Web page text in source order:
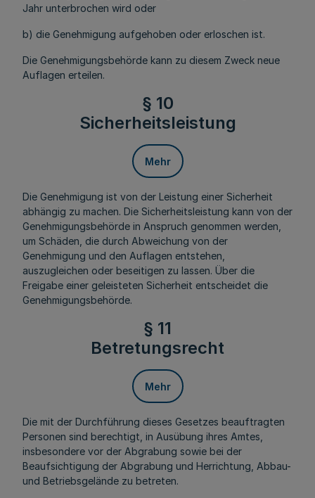
Jahr unterbrochen wird oder
b) die Genehmigung aufgehoben oder erloschen ist.
Die Genehmigungsbehörde kann zu diesem Zweck neue
Auflagen erteilen.
§ 10
Sicherheitsleistung
Mehr
Die Genehmigung ist von der Leistung einer Sicherheit
abhängig zu machen. Die Sicherheitsleistung kann von der
Genehmigungsbehörde in Anspruch genommen werden,
um Schäden, die durch Abweichung von der
Genehmigung und den Auflagen entstehen,
auszugleichen oder beseitigen zu lassen. Über die
Freigabe einer geleisteten Sicherheit entscheidet die
Genehmigungsbehörde.
§ 11
Betretungsrecht
Mehr
Die mit der Durchführung dieses Gesetzes beauftragten
Personen sind berechtigt, in Ausübung ihres Amtes,
insbesondere vor der Abgrabung sowie bei der
Beaufsichtigung der Abgrabung und Herrichtung, Abbau-
und Betriebsgelände zu betreten.